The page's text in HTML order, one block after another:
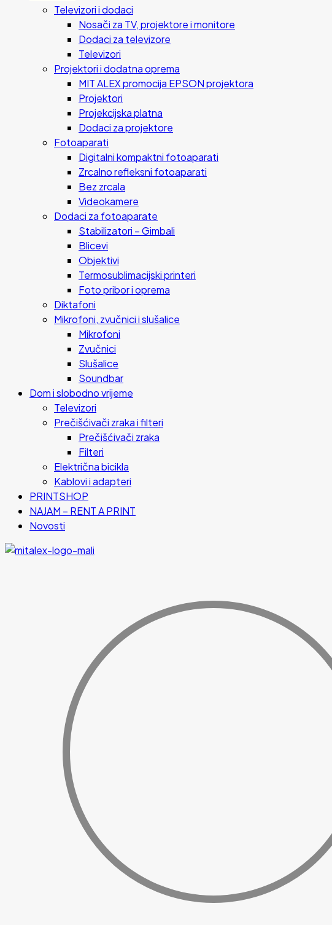
Televizori i dodaci
Nosači za TV, projektore i monitore
Dodaci za televizore
Televizori
Projektori i dodatna oprema
MIT ALEX promocija EPSON projektora
Projektori
Projekcijska platna
Dodaci za projektore
Fotoaparati
Digitalni kompaktni fotoaparati
Zrcalno refleksni fotoaparati
Bez zrcala
Videokamere
Dodaci za fotoaparate
Stabilizatori – Gimbali
Blicevi
Objektivi
Termosublimacijski printeri
Foto pribor i oprema
Diktafoni
Mikrofoni, zvučnici i slušalice
Mikrofoni
Zvučnici
Slušalice
Soundbar
Dom i slobodno vrijeme
Televizori
Prečišćivači zraka i filteri
Prečišćivači zraka
Filteri
Električna bicikla
Kablovi i adapteri
PRINTSHOP
NAJAM – RENT A PRINT
Novosti